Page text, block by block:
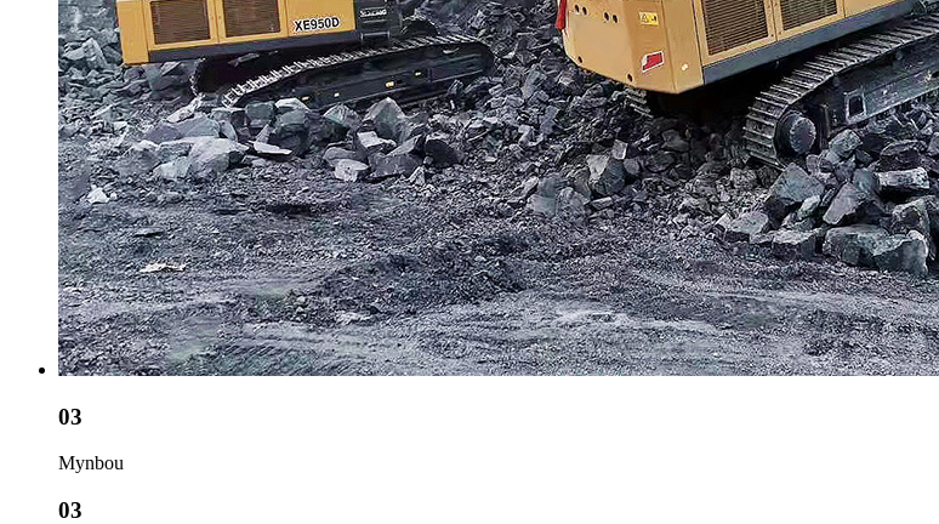
03
Mynbou
03